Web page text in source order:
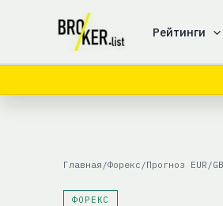
содержимому
Рейтинги
Главная /Форекс /Прогноз EUR/
ФОРЕКС